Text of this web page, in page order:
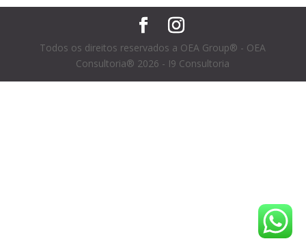
Todos os direitos reservados a OEA Group® - OEA
Consultoria® 2026 - I9 Consultoria